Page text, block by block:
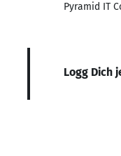
Pyramid IT
Logg Dich